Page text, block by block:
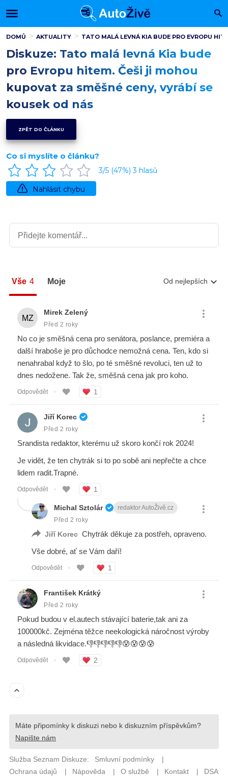
DOMŮ AKTUALITY TATO MALÁ LEVNÁ KIA BUDE PRO EVROPU
Diskuze: Tato malá levná Kia bude
pro Evropu hitem. Češi ji mohou
kupovat za směšné ceny, vyrábí se
kousek od nás
ZPĚT DO ČLÁNKU
Co si myslíte o článku?
3/5 (47%)3 hlasů
Nahlásit chybu